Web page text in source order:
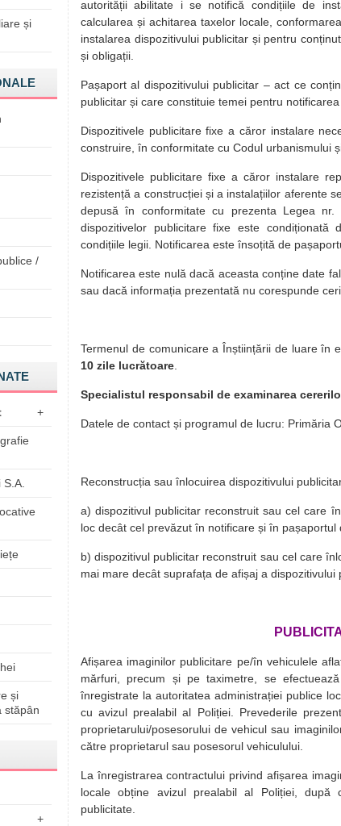
și
/
+
și
stăpân
+
autorității abilitate i se notifică condițiile de
calcularea și achitarea taxelor locale,
instalarea dispozitivului publicitar și pentru
și obligații.
Pașaport al dispozitivului publicitar – act ce
publicitar și care constituie temei pentru
Dispozitivele publicitare fixe a căror instalare
construire, în conformitate cu Codul urbanismului
Dispozitivele publicitare fixe a căror instalare
rezistență a construcției și a instalațiilor aferente
depusă în conformitate cu prezenta Legea
dispozitivelor publicitare fixe este
condițiile legii. Notificarea este însoțită de
Notificarea este nulă dacă aceasta conține date
sau dacă informația prezentată nu corespunde
Termenul de comunicare a Înștiințării de luare în
10 zile lucrătoare
Specialistul responsabil de examinarea
Datele de contact și programul de lucru: Primăria
Reconstrucția sau înlocuirea dispozitivului
a) dispozitivul publicitar reconstruit sau cel care
loc decât cel prevăzut în notificare și în
b) dispozitivul publicitar reconstruit sau cel care
mai mare decât suprafața de afișaj a dispozitivului
Afișarea imaginilor publicitare pe/în vehiculele
mărfuri, precum și pe taximetre, se
înregistrate la autoritatea administrației publice
cu avizul prealabil al Poliției. Prevederile
proprietarului/posesorului de vehicul sau
către proprietarul sau posesorul vehiculului.
La înregistrarea contractului privind afișarea
locale obține avizul prealabil al Poliției, după
publicitate.